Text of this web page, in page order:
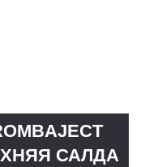
САЛДА